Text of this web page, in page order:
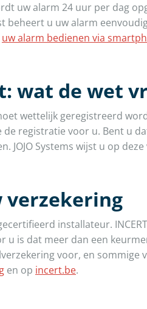
uw alarm 24 uur per dag
beheert u uw alarm
uw alarm bedienen via
wat de wet
wettelijk geregistreerd
registratie voor u. Bent u
JOJO Systems wijst u op
verzekering
gecertifieerd installateur.
u is dat meer dan een
voor, en sommige
en op incert.be.